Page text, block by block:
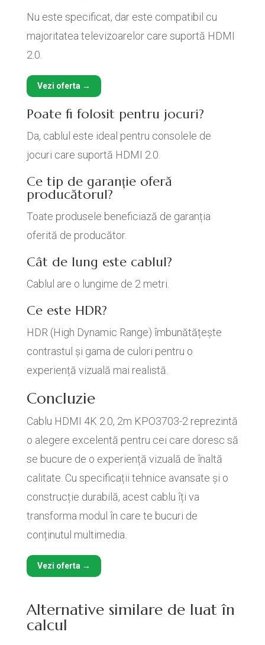
Nu este specificat, dar este compatibil cu
majoritatea televizoarelor care suportă HDMI
2.0.
Vezi oferta →
Poate fi folosit pentru jocuri?
Da, cablul este ideal pentru consolele de
jocuri care suportă HDMI 2.0.
Ce tip de garanție oferă
producătorul?
Toate produsele beneficiază de garanția
oferită de producător.
Cât de lung este cablul?
Cablul are o lungime de 2 metri.
Ce este HDR?
HDR (High Dynamic Range) îmbunătățește
contrastul și gama de culori pentru o
experiență vizuală mai realistă.
Concluzie
Cablu HDMI 4K 2.0, 2m KPO3703-2 reprezintă
o alegere excelentă pentru cei care doresc să
se bucure de o experiență vizuală de înaltă
calitate. Cu specificații tehnice avansate și o
construcție durabilă, acest cablu îți va
transforma modul în care te bucuri de
conținutul multimedia.
Vezi oferta →
Alternative similare de luat în
calcul